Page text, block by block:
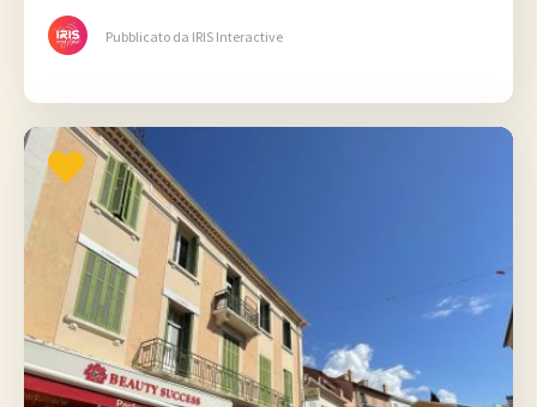
Pubblicato da IRIS Interactive